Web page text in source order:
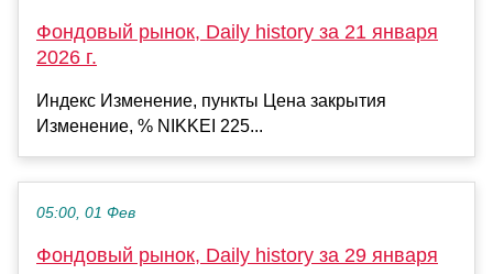
Фондовый рынок, Daily history за 21 января
2026 г.
Индекс Изменение, пункты Цена закрытия
Изменение, % NIKKEI 225...
05:00, 01 Фев
Фондовый рынок, Daily history за 29 января